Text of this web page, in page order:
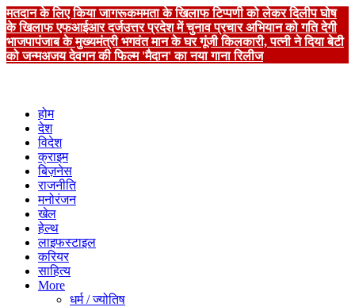
मतदान के लिए किया जागरूकममता के खिलाफ टिप्पणी को लेकर दिलीप घोष
के खिलाफ एफआईआर दर्जउत्तर प्रदेश में चुनाव प्रचार अभियान को गति देगी
भाजपापंजाब के मुख्यमंत्री भगवंत मान के घर गूंजी किलकारी, पत्नी ने दिया बेटी
को जन्मअजय देवगन की फिल्म 'मैदान' का नया गाना रिलीज
होम
देश
विदेश
क्राइम
बिज़नेस
राजनीति
मनोरंजन
खेल
हेल्थ
लाइफस्टाइल
करियर
साहित्य
More
धर्म / ज्योतिष